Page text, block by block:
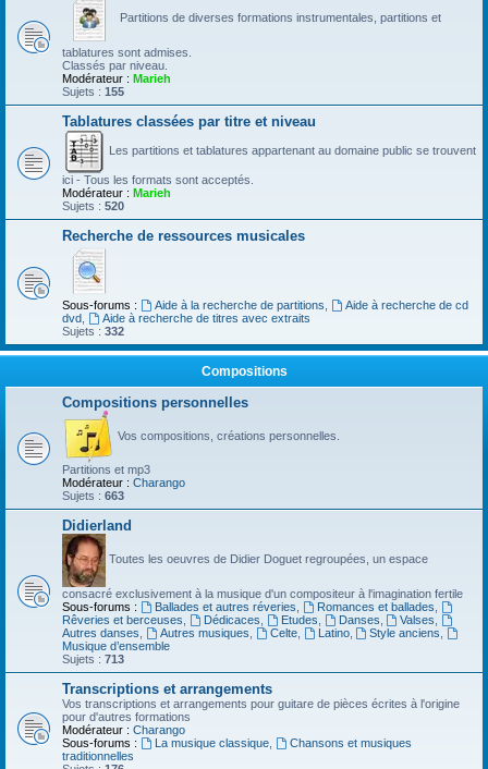
Partitions de diverses formations instrumentales, partitions et
tablatures sont admises.
Classés par niveau.
Modérateur : Marieh
Sujets : 155
Tablatures classées par titre et niveau
Les partitions et tablatures appartenant au domaine public se trouvent
ici - Tous les formats sont acceptés.
Modérateur : Marieh
Sujets : 520
Recherche de ressources musicales
Sous-forums : Aide à la recherche de partitions
Aide à recherche de cd
dvd
Aide à recherche de titres avec extraits
Sujets : 332
Compositions
Compositions personnelles
Vos compositions, créations personnelles.
Partitions et mp3
Modérateur : Charango
Sujets : 663
Didierland
Toutes les oeuvres de Didier Doguet regroupées, un espace
consacré exclusivement à la musique d'un compositeur à l'imagination fertile
Sous-forums :
Ballades et autres réveries Romances et ballades
Rêveries et berceuses
Dédicaces Etudes Danses Valses
Autres danses
Autres musiques Celte, Latino, Style anciens
Musique d’ensemble
Sujets : 713
Transcriptions et arrangements
Vos transcriptions et arrangements pour guitare de pièces écrites à l'origine
pour d'autres formations
Modérateur : Charango
Sous-forums :
La musique classique,
Chansons et musiques
traditionnelles